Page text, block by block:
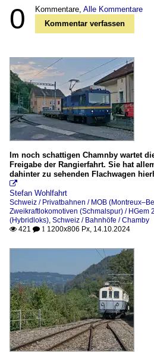
0 Kommentare, Alle Kommentare
Kommentar verfassen
Im noch schattigen Chamnby wartet
Freigabe der Rangierfahrt. Sie hat
dahinter zu sehenden Flachwagen

Stefan Wohlfahrt
Schweiz / Privatbahnen / MOB
Zweikraftlokomotiven (Schmalspur) / HGem
(Hybridloks) Schweiz / Bahnhöfe / Chamby
 421  1 1200x806 Px, 14.10.2024